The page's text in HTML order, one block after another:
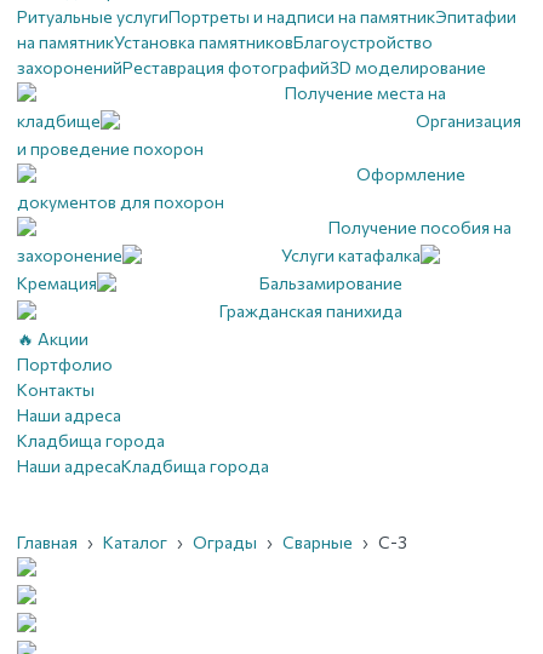
Ритуальные услугиПортреты и надписи на памятникЭпитафии
на памятникУстановка памятниковБлагоустройство
захороненийРеставрация фотографий3D моделирование
Получение места на
кладбище
Организация
и проведение похорон
Оформление
документов для похорон
Получение пособия на
захоронение
Услуги катафалка
Кремация
Бальзамирование
Гражданская панихида
🔥 Акции
Портфолио
Контакты
Наши адреса
Кладбища города
Наши адресаКладбища города
Главная › Каталог › Ограды › Сварные › С-3